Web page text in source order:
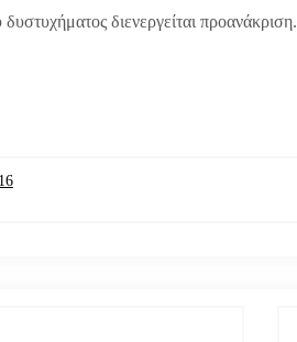
δυστυχήματος διενεργείται προανάκριση.